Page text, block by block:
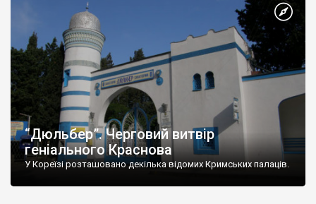
“Дюльбер”. Черговий витвір
геніального Краснова
У Кореїзі розташовано декілька відомих Кримських палаців.